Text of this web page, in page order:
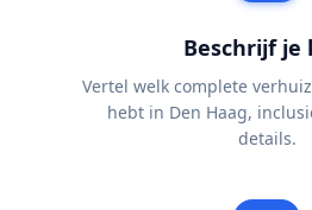
Beschrijf je
Vertel welk complete
hebt in Den Haag,
details.